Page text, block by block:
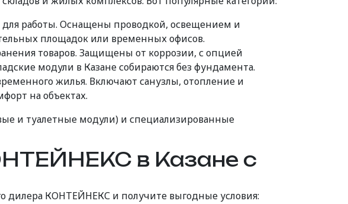
работы. Оснащены проводкой, освещением и
площадок или временных офисов.
товаров. Защищены от коррозии, с опцией
модули в Казане собираются без фундамента.
жилья. Включают санузлы, отопление и
на объектах.
и туалетные модули) и специализированные
в Казане с
дилера КОНТЕЙНЕКС и получите выгодные условия: